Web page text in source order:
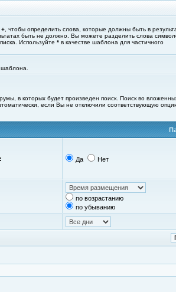
+ , чтобы определить слова, которые должны быть в
быть не должно. Вы можете разделить слова
Используйте * в качестве шаблона для частичного
шаблона.
в которых будет произведен поиск. Поиск во
если Вы не отключили соответствующую
Да Нет
по возрастанию
по убыванию